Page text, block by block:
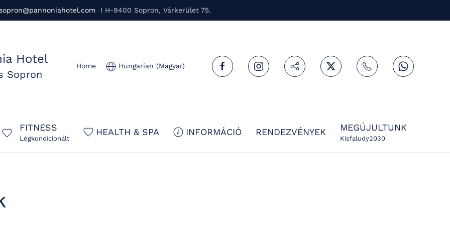
I H-9400 Sopron, Várkerület 75.
Hotel
Sopron
Home Hungarian (Magyar)
FITNESS
Légkondícionált
HEALTH & SPA INFORMÁCIÓ RENDEZVÉNYEK MEGÚJULTUNK
Kisfaludy2030